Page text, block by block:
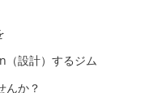
（設計）するジム
んか？